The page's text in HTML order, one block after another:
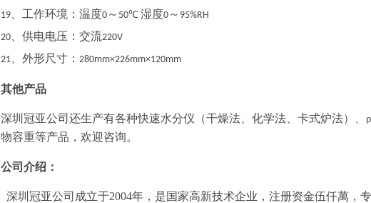
19 、工作环境：温度0 ～ 50℃ 湿度0 ～ 95%RH
20 、供电电压：交流220V
21 、外形尺寸： 280mm×226mm×120mm
其他产品
深圳冠亚公司还生产有各种快速水分仪（干燥法、化学法、卡式炉法）、
物容重等产品，欢迎咨询。
公司介绍：
深圳冠亚公司成立于2004年，是国家高新技术企业，注册资金伍仟萬，